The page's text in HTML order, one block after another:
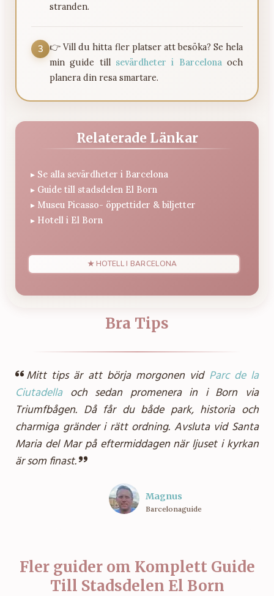
Bra Tips
Mitt tips är att börja morgonen vid Parc de la
Ciutadellaoch sedan promenera in i Born via
Triumfbågen. Då får du både park, historia och
charmiga gränder i rätt ordning. Avsluta vid Santa
Maria del Mar på eftermiddagen när ljuset i kyrkan
är som finast.
Magnus
Barcelonaguide
Fler guider om Komplett Guide
Till Stadsdelen El Born
stranden.
3
👉 Vill du hitta fler platser att besöka? Se hela
min guide till sevärdheter i Barcelonaoch
planera din resa smartare.
Relaterade Länkar
▸ Se alla sevärdheter i Barcelona
▸ Guide till stadsdelen El Born
▸ Museu Picasso- öppettider & biljetter
▸ Hotell i El Born
★ HOTELL I BARCELONA